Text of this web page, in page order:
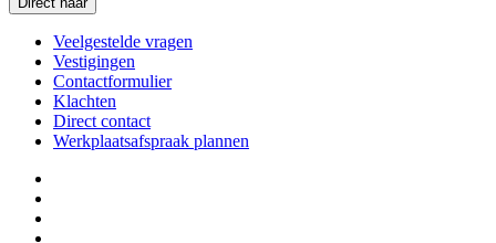
Veelgestelde vragen
Vestigingen
Contactformulier
Klachten
Direct contact
Werkplaatsafspraak plannen